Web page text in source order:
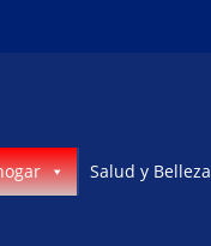
Salud y Belleza